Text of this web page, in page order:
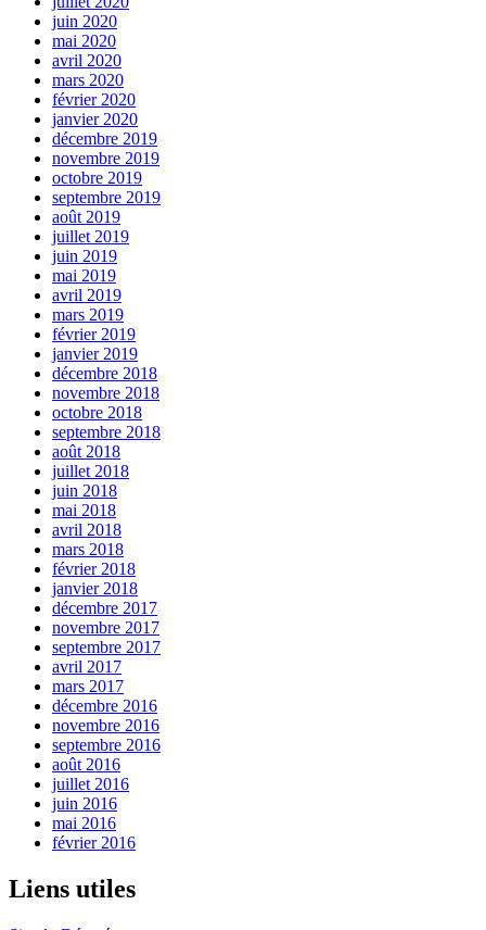
juin 2020
mai 2020
avril 2020
mars 2020
février 2020
janvier 2020
décembre 2019
novembre 2019
octobre 2019
septembre 2019
août 2019
juillet 2019
juin 2019
mai 2019
avril 2019
mars 2019
février 2019
janvier 2019
décembre 2018
novembre 2018
octobre 2018
septembre 2018
août 2018
juillet 2018
juin 2018
mai 2018
avril 2018
mars 2018
février 2018
janvier 2018
décembre 2017
novembre 2017
septembre 2017
avril 2017
mars 2017
décembre 2016
novembre 2016
septembre 2016
août 2016
juillet 2016
juin 2016
mai 2016
février 2016
Liens utiles